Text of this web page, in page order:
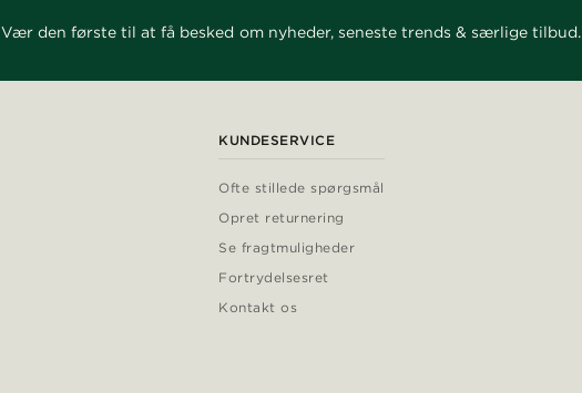
Vær den første til at få besked om nyheder, seneste trends & særlige tilbud.
KUNDESERVICE
Ofte stillede spørgsmål
Opret returnering
Se fragtmuligheder
Fortrydelsesret
Kontakt os